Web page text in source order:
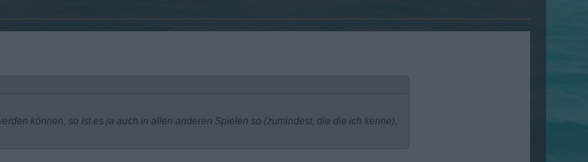
können, so ist es ja auch in allen anderen Spielen so (zumindest, die die ich kenne),